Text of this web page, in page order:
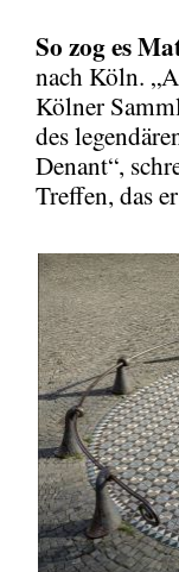
So zog es
nach Köln.
Kölner
des
Denant“,
Treffen, das